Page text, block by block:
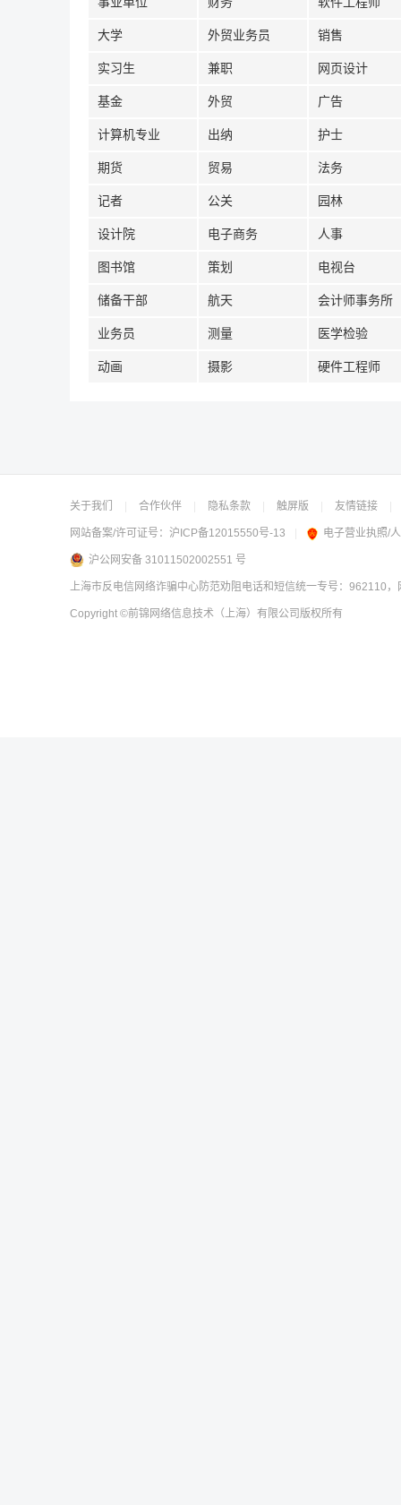
大学 外贸业务员 销售
实习生 兼职 网页设计
基金 外贸 广告
计算机专业 出纳 护士
期货 贸易 法务
记者 公关 园林
设计院 电子商务 人事
图书馆 策划 电视台
储备干部 航天 会计师事务所
业务员 测量 医学检验
动画 摄影 硬件工程师
关于我们 合作伙伴 隐私条款 触屏版 友情链接
网站备案/许可证号： 沪ICP备12015550号-13 电子营业执照/
沪公网安备 31011502002551 号
上海市反电信网络诈骗中心防范劝阻电话和短信统一专号：962110
Copyright ©前锦网络信息技术（上海）有限公司 版权所有